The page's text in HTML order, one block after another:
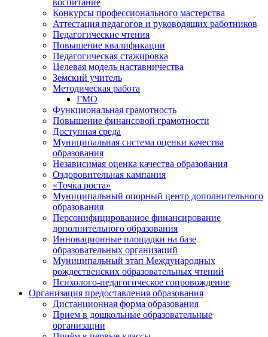
воспитание
Конкурсы профессионального мастерства
Аттестация педагогов и руководящих работников
Педагогические чтения
Повышение квалификации
Педагогическая стажировка
Целевая модель наставничества
Земский учитель
Методическая работа
ГМО
Функциональная грамотность
Повышение финансовой грамотности
Доступная среда
Муниципальная система оценки качества
образования
Независимая оценка качества образования
Оздоровительная кампания
«Точка роста»
Муниципальный опорный центр дополнительного
образования
Персонифицированное финансирование
дополнительного образования
Инновационные площадки на базе
образовательных организаций
Муниципальный этап Международных
рождественских образовательных чтений
Психолого-педагогическое сопровождение
Организация предоставления образования
Дистанционная форма образования
Прием в дошкольные образовательные
организации